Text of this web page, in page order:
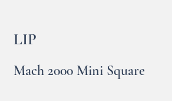
LIP
Mach 2000 Mini Square